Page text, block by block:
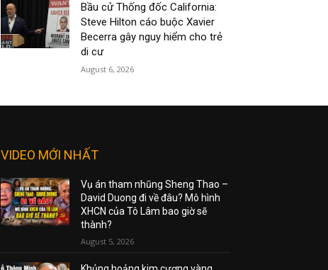
Bầu cử Thống đốc California:
Steve Hilton cáo buộc Xavier
Becerra gây nguy hiểm cho trẻ
di cư
August 6, 2026
VIDEO MỚI NHẤT
Vụ án tham nhũng Sheng Thao –
David Duong đi về đâu? Mô hình
XHCN của Tô Lâm bao giờ sẽ
thành?
August 5, 2026